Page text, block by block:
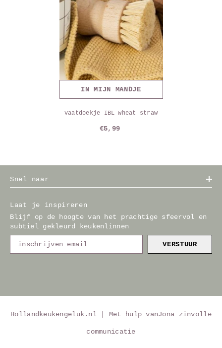
IN MIJN MANDJE
vaatdoekje IBL wheat straw
€5,99
Snel naar
Laat je inspireren
Blijf op de hoogte van het prachtige sfeervol en
subtiel gekleurd keukenlinnen
VERSTUUR
Hollandkeukengeluk.nl | Met hulp vanJona zinvolle
communicatie